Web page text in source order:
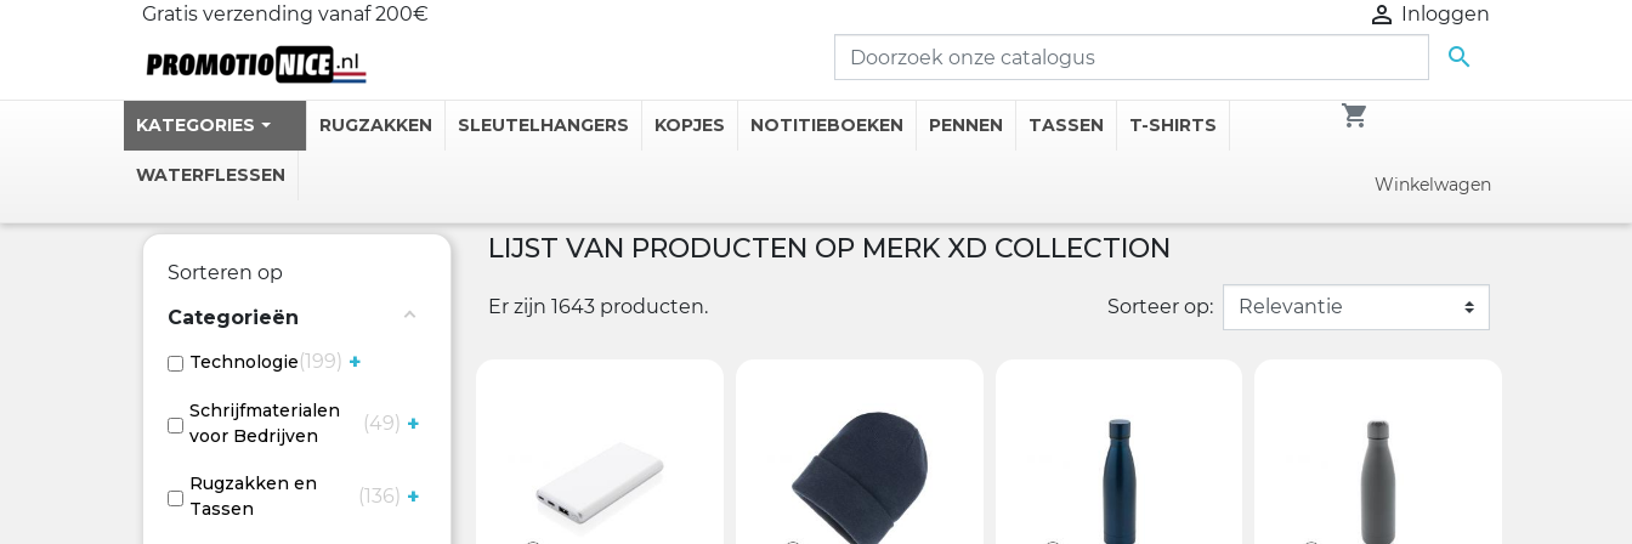
Gratis verzending vanaf 200€  Inloggen

KATEGORIES
Gepersonaliseerde Kopjes
Stalen Thermosflessen
Bekijk meer drankcategorieën
RUGZAKKEN SLEUTELHANGERS KOPJES NOTITIEBOEKEN PENNEN TASSEN T-SHIRTS
WATERFLESSEN
shopping_cart
Winkelwagen
Sorteren op
Categorieën
Technologie 199 +
Schrijfmaterialen
voor Bedrijven
49 +
Rugzakken en
Tassen
136 +
LIJST VAN PRODUCTEN OP MERK XD COLLECTION
Er zijn 1643 producten. Sorteer op: